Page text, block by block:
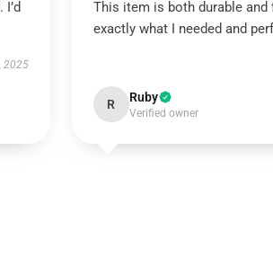
2025
This item is both durable and
exactly what I needed and
R Ruby
Verified owner